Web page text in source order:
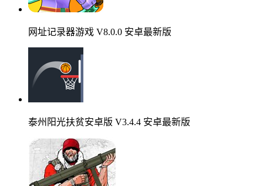
网址记录器游戏 V8.0.0 安卓最新版
泰州阳光扶贫安卓版 V3.4.4 安卓最新版